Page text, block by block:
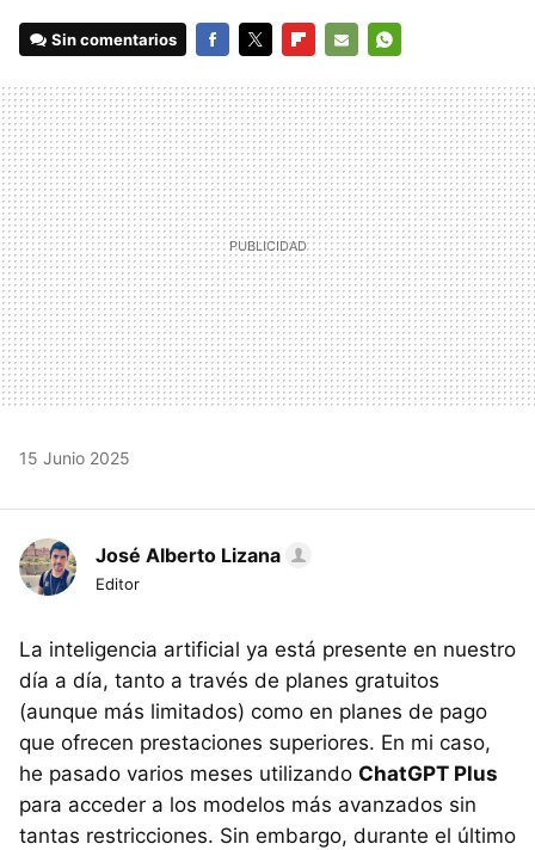
Sin comentarios
MAIL
15 Junio 2025
José Alberto Lizana
Editor
La inteligencia artificial ya está presente en nuestro
día a día, tanto a través de planes gratuitos
(aunque más limitados) como en planes de pago
que ofrecen prestaciones superiores. En mi caso,
he pasado varios meses utilizando ChatGPT Plus
para acceder a los modelos más avanzados sin
tantas restricciones. Sin embargo, durante el último